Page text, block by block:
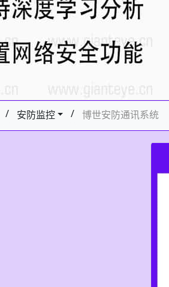
/ 安防监控 / 博世安防通讯系统